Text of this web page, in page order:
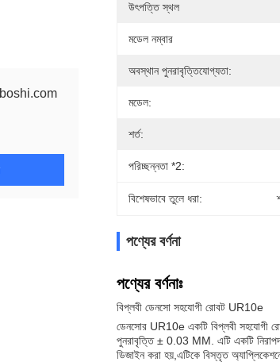
উৎপত্তি স্থল
মডেল নম্বার
অবস্থান পুনরাবৃত্তিযোগ্যতা:
মডেল:
শর্ত:
পরিচ্ছন্নতা *2:
বিশেষভাবে তুলে ধরা:
পণ্যের বর্ণনা
পণ্যের বর্ণনাঃ
বিপ্লবী ডেনসো সহযোগী রোবট UR10e
ডেনসোর UR10e একটি বিপ্লবী সহযোগী
পুনরাবৃত্তি ± 0.03 MM. এটি একটি
ডিজাইন করা হয়,এটিকে বিস্তৃত